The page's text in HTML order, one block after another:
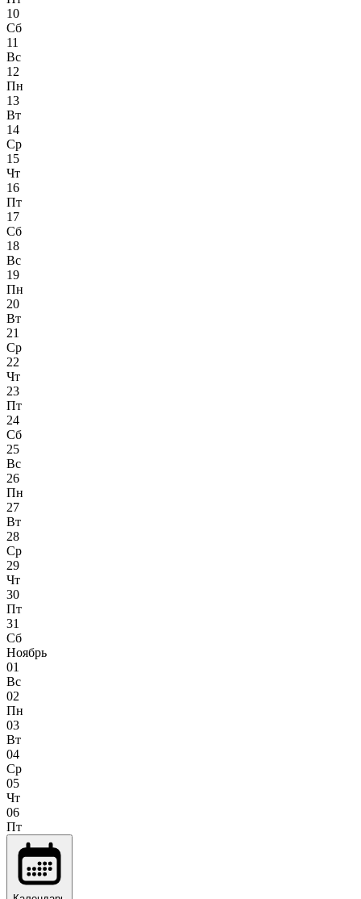
10
Сб
11
Вс
12
Пн
13
Вт
14
Ср
15
Чт
16
Пт
17
Сб
18
Вс
19
Пн
20
Вт
21
Ср
22
Чт
23
Пт
24
Сб
25
Вс
26
Пн
27
Вт
28
Ср
29
Чт
30
Пт
31
Сб
Ноябрь
01
Вс
02
Пн
03
Вт
04
Ср
05
Чт
06
Пт